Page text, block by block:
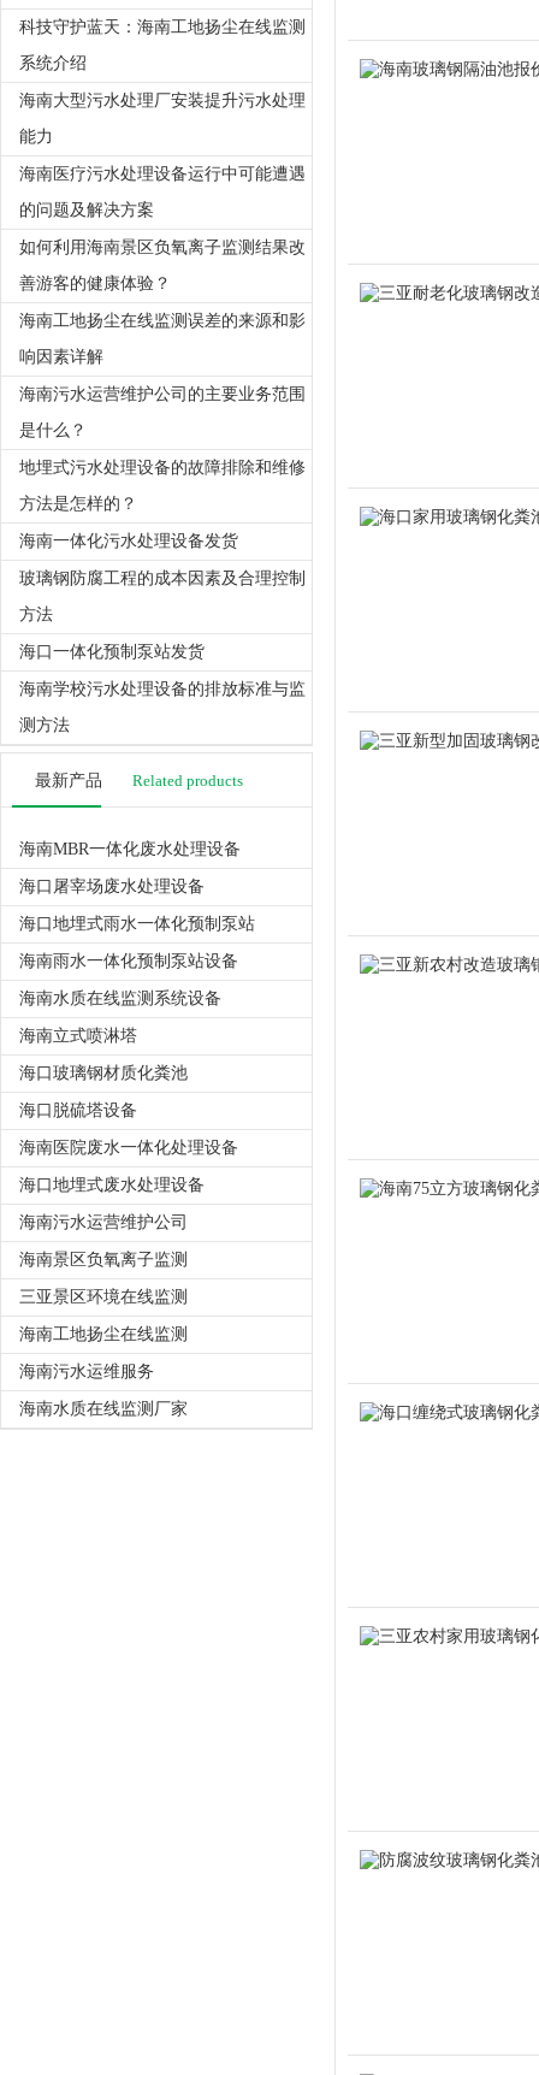
科技守护蓝天：海南工地扬尘在线监测
系统介绍
海南大型污水处理厂安装提升污水处理
能力
海南医疗污水处理设备运行中可能遭遇
的问题及解决方案
如何利用海南景区负氧离子监测结果改
善游客的健康体验？
海南工地扬尘在线监测误差的来源和影
响因素详解
海南污水运营维护公司的主要业务范围
是什么？
地埋式污水处理设备的故障排除和维修
方法是怎样的？
海南一体化污水处理设备发货
玻璃钢防腐工程的成本因素及合理控制
方法
海口一体化预制泵站发货
海南学校污水处理设备的排放标准与监
测方法
最新产品 Related products
海南MBR一体化废水处理设备
海口屠宰场废水处理设备
海口地埋式雨水一体化预制泵站
海南雨水一体化预制泵站设备
海南水质在线监测系统设备
海南立式喷淋塔
海口玻璃钢材质化粪池
海口脱硫塔设备
海南医院废水一体化处理设备
海口地埋式废水处理设备
海南污水运营维护公司
海南景区负氧离子监测
三亚景区环境在线监测
海南工地扬尘在线监测
海南污水运维服务
海南水质在线监测厂家